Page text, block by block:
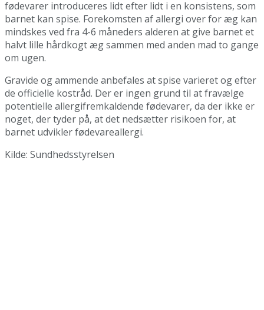
fødevarer introduceres lidt efter lidt i en konsistens, som
barnet kan spise. Forekomsten af allergi over for æg kan
mindskes ved fra 4-6 måneders alderen at give barnet et
halvt lille hårdkogt æg sammen med anden mad to gange
om ugen.
Gravide og ammende anbefales at spise varieret og efter
de officielle kostråd. Der er ingen grund til at fravælge
potentielle allergifremkaldende fødevarer, da der ikke er
noget, der tyder på, at det nedsætter risikoen for, at
barnet udvikler fødevareallergi.
Kilde: Sundhedsstyrelsen